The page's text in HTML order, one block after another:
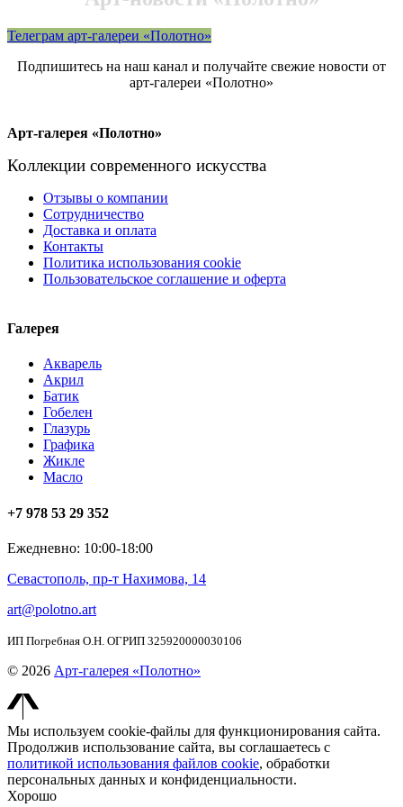
Телеграм арт-галереи «Полотно»
Подпишитесь на наш канал и получайте свежие новости от
арт-галереи «Полотно»
Арт-галерея «Полотно»
Коллекции современного искусства
Отзывы о компании
Сотрудничество
Доставка и оплата
Контакты
Политика использования cookie
Пользовательское соглашение и оферта
Галерея
Акварель
Акрил
Батик
Гобелен
Глазурь
Графика
Жикле
Масло
+7 978 53 29 352
Ежедневно: 10:00-18:00
Севастополь, пр-т Нахимова, 14
art@polotno.art
ИП Погребная О.Н. ОГРИП 325920000030106
© 2026 Арт-галерея «Полотно»
Мы используем cookie-файлы для функционирования сайта.
Продолжив использование сайта, вы соглашаетесь с
политикой использования файлов cookie, обработки
персональных данных и конфиденциальности.
Хорошо